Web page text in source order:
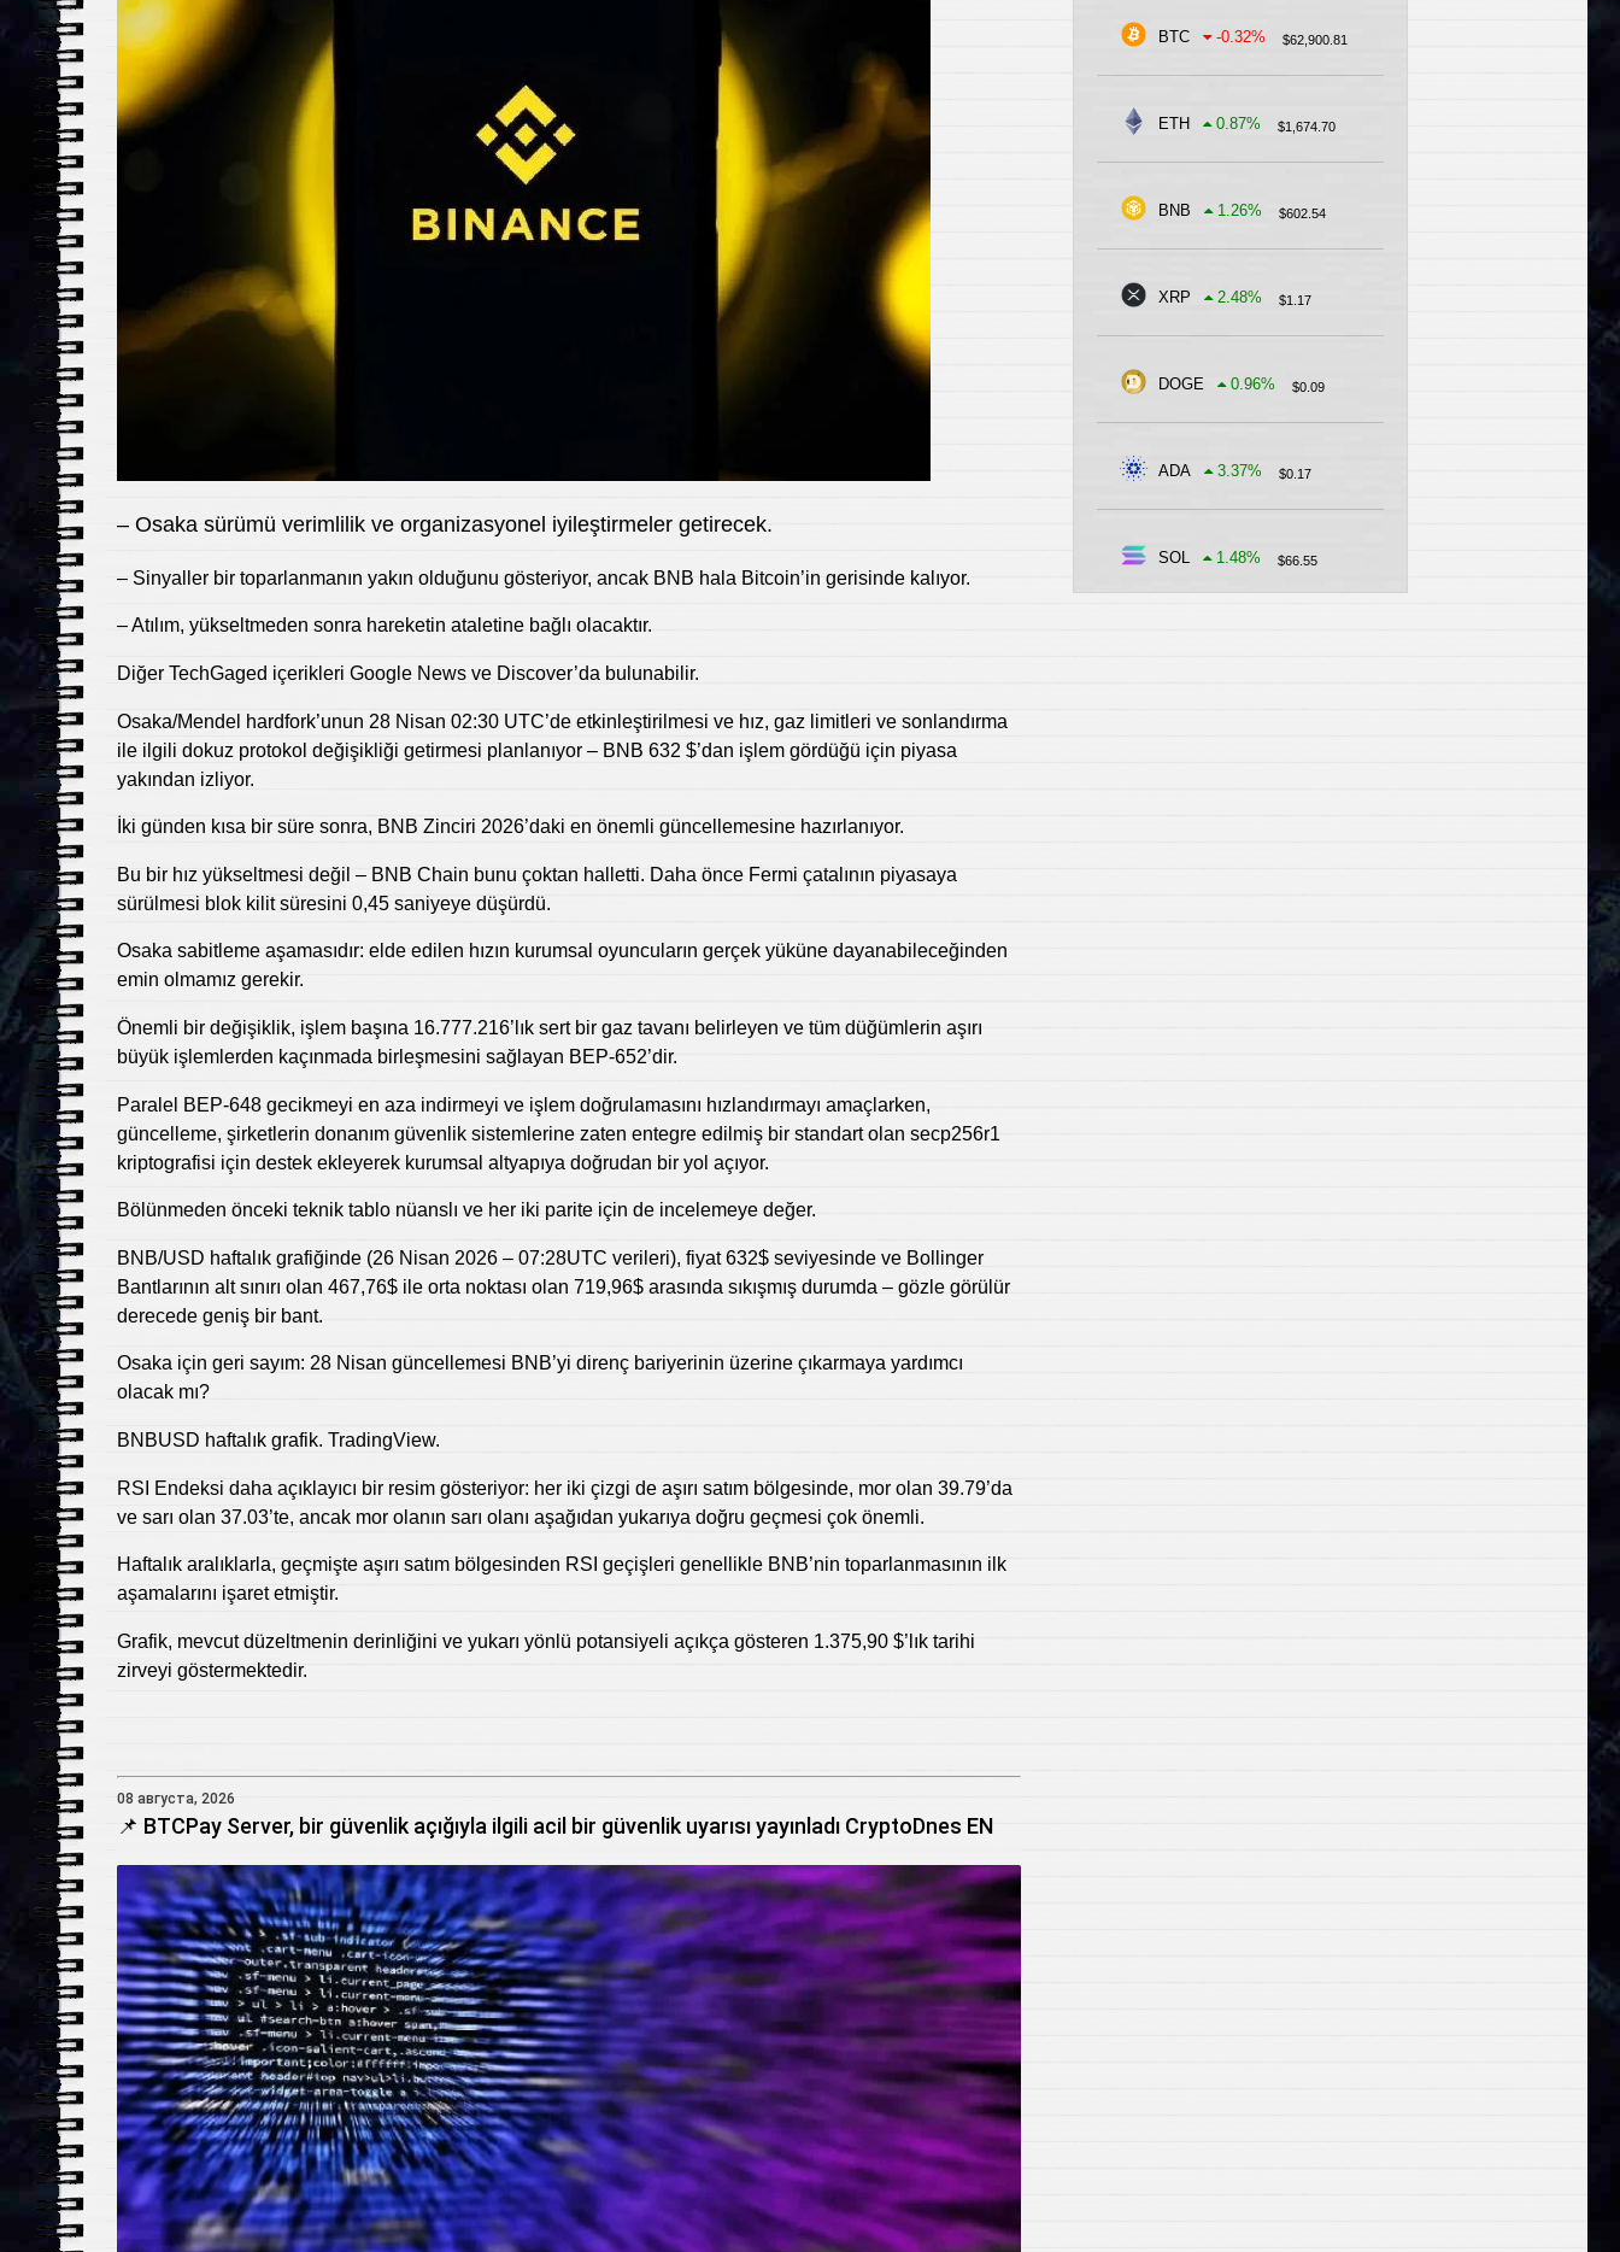
– Osaka sürümü verimlilik ve organizasyonel iyileştirmeler getirecek.
– Sinyaller bir toparlanmanın yakın olduğunu gösteriyor, ancak BNB hala Bitcoin’in gerisinde kalıyor.
– Atılım, yükseltmeden sonra hareketin ataletine bağlı olacaktır.
Diğer TechGaged içerikleri Google News ve Discover’da bulunabilir.
Osaka/Mendel hardfork’unun 28 Nisan 02:30 UTC’de etkinleştirilmesi ve hız, gaz limitleri ve sonlandırma
ile ilgili dokuz protokol değişikliği getirmesi planlanıyor – BNB 632 $’dan işlem gördüğü için piyasa
yakından izliyor.
İki günden kısa bir süre sonra, BNB Zinciri 2026’daki en önemli güncellemesine hazırlanıyor.
Bu bir hız yükseltmesi değil – BNB Chain bunu çoktan halletti. Daha önce Fermi çatalının piyasaya
sürülmesi blok kilit süresini 0,45 saniyeye düşürdü.
Osaka sabitleme aşamasıdır: elde edilen hızın kurumsal oyuncuların gerçek yüküne dayanabileceğinden
emin olmamız gerekir.
Önemli bir değişiklik, işlem başına 16.777.216’lık sert bir gaz tavanı belirleyen ve tüm düğümlerin aşırı
büyük işlemlerden kaçınmada birleşmesini sağlayan BEP-652’dir.
Paralel BEP-648 gecikmeyi en aza indirmeyi ve işlem doğrulamasını hızlandırmayı amaçlarken,
güncelleme, şirketlerin donanım güvenlik sistemlerine zaten entegre edilmiş bir standart olan secp256r1
kriptografisi için destek ekleyerek kurumsal altyapıya doğrudan bir yol açıyor.
Bölünmeden önceki teknik tablo nüanslı ve her iki parite için de incelemeye değer.
BNB/USD haftalık grafiğinde (26 Nisan 2026 – 07:28UTC verileri), fiyat 632$ seviyesinde ve Bollinger
Bantlarının alt sınırı olan 467,76$ ile orta noktası olan 719,96$ arasında sıkışmış durumda – gözle görülür
derecede geniş bir bant.
Osaka için geri sayım: 28 Nisan güncellemesi BNB’yi direnç bariyerinin üzerine çıkarmaya yardımcı
olacak mı?
BNBUSD haftalık grafik. TradingView.
RSI Endeksi daha açıklayıcı bir resim gösteriyor: her iki çizgi de aşırı satım bölgesinde, mor olan 39.79’da
ve sarı olan 37.03’te, ancak mor olanın sarı olanı aşağıdan yukarıya doğru geçmesi çok önemli.
Haftalık aralıklarla, geçmişte aşırı satım bölgesinden RSI geçişleri genellikle BNB’nin toparlanmasının ilk
aşamalarını işaret etmiştir.
Grafik, mevcut düzeltmenin derinliğini ve yukarı yönlü potansiyeli açıkça gösteren 1.375,90 $’lık tarihi
zirveyi göstermektedir.
08 августа, 2026
📌 BTCPay Server, bir güvenlik açığıyla ilgili acil bir güvenlik uyarısı yayınladı CryptoDnes EN
$62,900.81
BTC -0.32%
$1,674.70
ETH 0.87%
$602.54
BNB 1.26%
$1.17
XRP 2.48%
$0.09
DOGE 0.96%
$0.17
ADA 3.37%
$66.55
SOL 1.48%